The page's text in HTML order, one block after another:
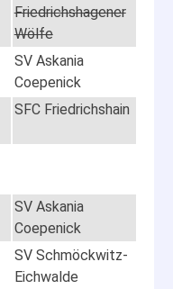
Friedrichshagener
Wölfe
SV Askania
Coepenick
SFC Friedrichshain
SV Askania
Coepenick
SV Schmöckwitz-
Eichwalde